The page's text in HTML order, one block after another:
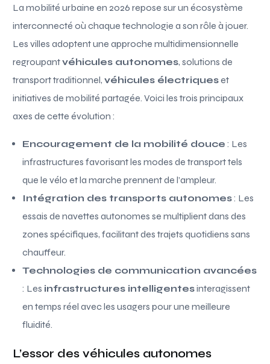
La mobilité urbaine en 2026 repose sur un écosystème
interconnecté où chaque technologie a son rôle à jouer.
Les villes adoptent une approche multidimensionnelle
regroupantvéhicules autonomes, solutions de
transport traditionnel,véhicules électriqueset
initiatives de mobilité partagée. Voici les trois principaux
axes de cette évolution :
Encouragement de la mobilité douce : Les
infrastructures favorisant les modes de transport tels
que le vélo et la marche prennent de l’ampleur.
Intégration des transports autonomes: Les
essais de navettes autonomes se multiplient dans des
zones spécifiques, facilitant des trajets quotidiens sans
chauffeur.
Technologies de communication avancées
: Les infrastructures intelligentesinteragissent
en temps réel avec les usagers pour une meilleure
fluidité.
L’essor des véhicules autonomes